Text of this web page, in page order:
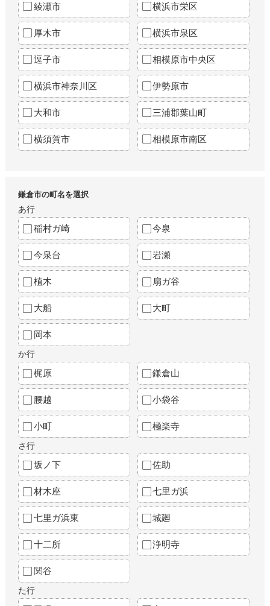
綾瀬市 横浜市栄区
厚木市 横浜市泉区
逗子市 相模原市中央区
横浜市神奈川区 伊勢原市
大和市 三浦郡葉山町
横須賀市 相模原市南区
鎌倉市の町名を選択
あ行
稲村ガ崎 今泉
今泉台 岩瀬
植木 扇ガ谷
大船 大町
岡本
か行
梶原 鎌倉山
腰越 小袋谷
小町 極楽寺
さ行
坂ノ下 佐助
材木座 七里ガ浜
七里ガ浜東 城廻
十二所 浄明寺
関谷
た行